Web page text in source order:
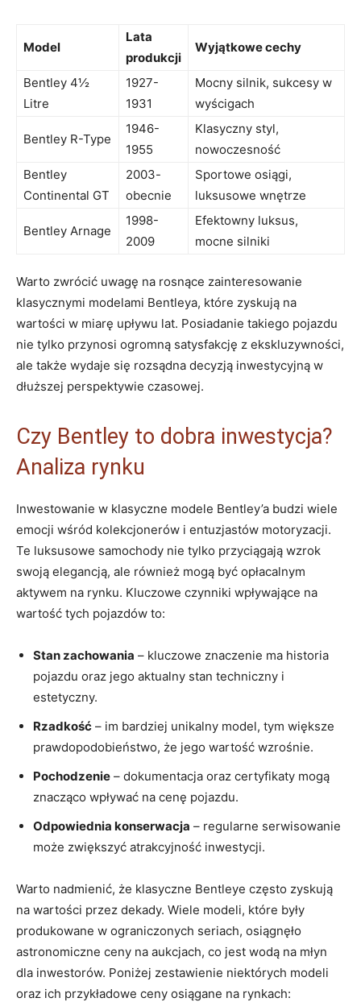
Model
Lata
produkcji
Wyjątkowe cechy
Bentley 4½
Litre
1927-
1931
Mocny silnik, ​sukcesy w
‌wyścigach
Bentley R-Type
1946-
1955
Klasyczny styl,
nowoczesność
Bentley
Continental GT
2003-
obecnie
Sportowe osiągi,
luksusowe wnętrze
Bentley Arnage
1998-
2009
Efektowny luksus,
mocne silniki
Warto zwrócić uwagę na rosnące zainteresowanie
klasycznymi ​modelami ⁢Bentleya, które zyskują na
wartości w miarę ⁣upływu lat. Posiadanie takiego pojazdu⁤
nie ​tylko przynosi ogromną satysfakcję z ekskluzywności,‍
ale także wydaje się‍ rozsądna decyzją inwestycyjną w
dłuższej perspektywie czasowej.
Czy Bentley to ⁤dobra inwestycja?
Analiza⁣ rynku
Inwestowanie w klasyczne modele Bentley’a⁤ budzi wiele
‌emocji wśród kolekcjonerów i entuzjastów motoryzacji.
⁤Te luksusowe samochody ⁣nie ⁣tylko przyciągają wzrok
swoją elegancją, ale również mogą być opłacalnym
aktywem na rynku. Kluczowe⁣ czynniki wpływające na
wartość tych pojazdów to:
Stan zachowania –​ kluczowe ⁣znaczenie ma historia
⁤pojazdu⁣ oraz⁣ jego aktualny stan techniczny‌ i ​
estetyczny.
Rzadkość – im bardziej unikalny model, ​tym większe
prawdopodobieństwo, ⁣że jego wartość wzrośnie.
Pochodzenie – dokumentacja oraz certyfikaty mogą
znacząco wpływać na ‍cenę pojazdu.
Odpowiednia konserwacja ⁣– regularne serwisowanie
może zwiększyć atrakcyjność inwestycji.
Warto nadmienić, że klasyczne Bentleye często ⁣zyskują
na wartości przez dekady. Wiele modeli, które były ​
produkowane w ograniczonych seriach, osiągnęło
astronomiczne ceny⁢ na aukcjach, co jest ⁢wodą ​na⁢ młyn
⁣dla inwestorów. ⁤Poniżej zestawienie niektórych modeli
oraz ‌ich przykładowe ceny osiągane na rynkach: